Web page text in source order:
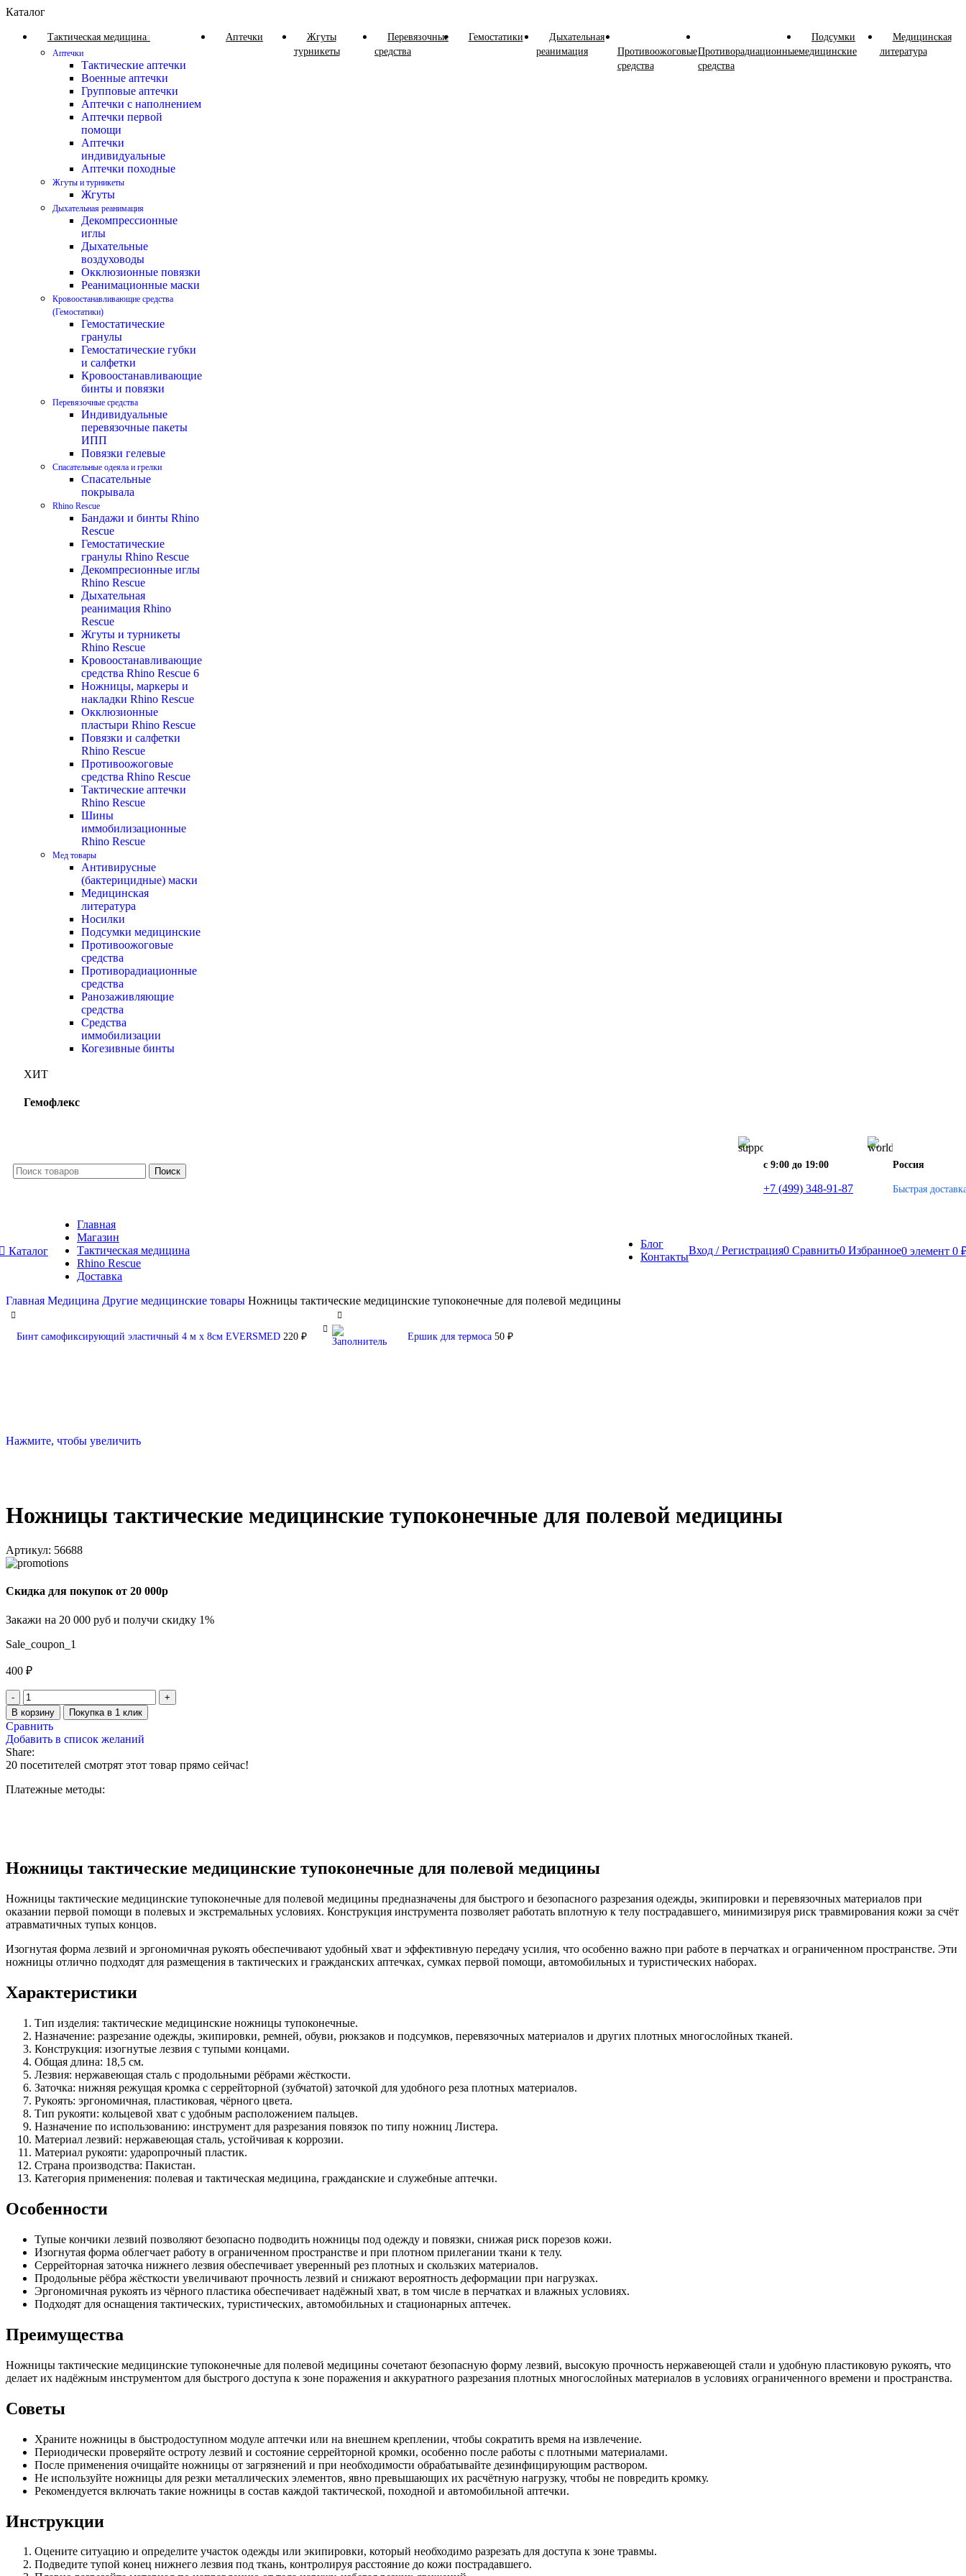
Каталог
Тактическая медицина
Аптечки
Тактические аптечки
Военные аптечки
Групповые аптечки
Аптечки с наполнением
Аптечки первой
помощи
Аптечки
индивидуальные
Аптечки походные
Жгуты и турникеты
Жгуты
Дыхательная реанимация
Декомпрессионные
иглы
Дыхательные
воздуховоды
Окклюзионные повязки
Реанимационные маски
Кровоостанавливающие средства
(Гемостатики)
Гемостатические
гранулы
Гемостатические губки
и салфетки
Кровоостанавливающие
бинты и повязки
Перевязочные средства
Индивидуальные
перевязочные пакеты
ИПП
Повязки гелевые
Спасательные одеяла и грелки
Спасательные
покрывала
Rhino Rescue
Бандажи и бинты Rhino
Rescue
Гемостатические
гранулы Rhino Rescue
Декомпресионные иглы
Rhino Rescue
Дыхательная
реанимация Rhino
Rescue
Жгуты и турникеты
Rhino Rescue
Кровоостанавливающие
средства Rhino Rescue 6
Ножницы, маркеры и
накладки Rhino Rescue
Окклюзионные
пластыри Rhino Rescue
Повязки и салфетки
Rhino Rescue
Противоожоговые
средства Rhino Rescue
Тактические аптечки
Rhino Rescue
Шины
иммобилизационные
Rhino Rescue
Мед товары
Антивирусные
(бактерицидные) маски
Медицинская
литература
Носилки
Подсумки медицинские
Противоожоговые
средства
Противорадиационные
средства
Ранозаживляющие
средства
Средства
иммобилизации
Когезивные бинты
ХИТ
Гемофлекс
Аптечки
Жгуты
турникеты
Перевязочные
средства
Гемостатики
Дыхательная
реанимация
Противоожоговые
средства
Противорадиационные
средства
Подсумки
медицинские
Медицинская
литература
Поиск
с 9:00 до 19:00
+7 (499) 348-91-87
Россия
Быстрая
Каталог
Главная
Магазин
Тактическая медицина
Rhino Rescue
Доставка
Блог
Контакты
Вход / Регистрация0 Сравнить0 Избранное0 элемент 0
Главная Медицина Другие медицинские товары Ножницы тактические медицинские тупоконечные для полевой медицины
Бинт самофиксирующий эластичный 4 м х 8см EVERSMED 220 ₽ Ершик для термоса 50 ₽
Нажмите, чтобы увеличить
Ножницы тактические медицинские тупоконечные для полевой медицины
Артикул: 56688
Скидка для покупок от 20 000р
Закажи на 20 000 руб и получи скидку 1%
Sale_coupon_1
400 ₽
В корзину Покупка в 1 клик
Сравнить
Добавить в список желаний
Share:
20 посетителей смотрят этот товар прямо сейчас!
Платежные методы:
Ножницы тактические медицинские тупоконечные для полевой медицины
Ножницы тактические медицинские тупоконечные для полевой медицины предназначены для быстрого и безопасного разрезания одежды, экипировки и перевязочных материалов при
оказании первой помощи в полевых и экстремальных условиях. Конструкция инструмента позволяет работать вплотную к телу пострадавшего, минимизируя риск травмирования кожи за счёт
атравматичных тупых концов.
Изогнутая форма лезвий и эргономичная рукоять обеспечивают удобный хват и эффективную передачу усилия, что особенно важно при работе в перчатках и ограниченном пространстве. Эти
ножницы отлично подходят для размещения в тактических и гражданских аптечках, сумках первой помощи, автомобильных и туристических наборах.
Характеристики
Тип изделия: тактические медицинские ножницы тупоконечные.
Назначение: разрезание одежды, экипировки, ремней, обуви, рюкзаков и подсумков, перевязочных материалов и других плотных многослойных тканей.
Конструкция: изогнутые лезвия с тупыми концами.
Общая длина: 18,5 см.
Лезвия: нержавеющая сталь с продольными рёбрами жёсткости.
Заточка: нижняя режущая кромка с серрейторной (зубчатой) заточкой для удобного реза плотных материалов.
Рукоять: эргономичная, пластиковая, чёрного цвета.
Тип рукояти: кольцевой хват с удобным расположением пальцев.
Назначение по использованию: инструмент для разрезания повязок по типу ножниц Листера.
Материал лезвий: нержавеющая сталь, устойчивая к коррозии.
Материал рукояти: ударопрочный пластик.
Страна производства: Пакистан.
Категория применения: полевая и тактическая медицина, гражданские и служебные аптечки.
Особенности
Тупые кончики лезвий позволяют безопасно подводить ножницы под одежду и повязки, снижая риск порезов кожи.
Изогнутая форма облегчает работу в ограниченном пространстве и при плотном прилегании ткани к телу.
Серрейторная заточка нижнего лезвия обеспечивает уверенный рез плотных и скользких материалов.
Продольные рёбра жёсткости увеличивают прочность лезвий и снижают вероятность деформации при нагрузках.
Эргономичная рукоять из чёрного пластика обеспечивает надёжный хват, в том числе в перчатках и влажных условиях.
Подходят для оснащения тактических, туристических, автомобильных и стационарных аптечек.
Преимущества
Ножницы тактические медицинские тупоконечные для полевой медицины сочетают безопасную форму лезвий, высокую прочность нержавеющей стали и удобную пластиковую рукоять, что
делает их надёжным инструментом для быстрого доступа к зоне поражения и аккуратного разрезания плотных многослойных материалов в условиях ограниченного времени и пространства.
Советы
Храните ножницы в быстродоступном модуле аптечки или на внешнем креплении, чтобы сократить время на извлечение.
Периодически проверяйте остроту лезвий и состояние серрейторной кромки, особенно после работы с плотными материалами.
После применения очищайте ножницы от загрязнений и при необходимости обрабатывайте дезинфицирующим раствором.
Не используйте ножницы для резки металлических элементов, явно превышающих их расчётную нагрузку, чтобы не повредить кромку.
Рекомендуется включать такие ножницы в состав каждой тактической, походной и автомобильной аптечки.
Инструкции
Оцените ситуацию и определите участок одежды или экипировки, который необходимо разрезать для доступа к зоне травмы.
Подведите тупой конец нижнего лезвия под ткань, контролируя расстояние до кожи пострадавшего.